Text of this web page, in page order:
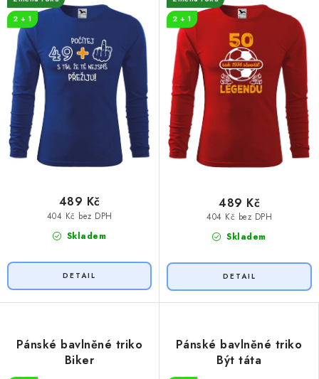
2 + 1
Skladem
404 Kč bez DPH
489 Kč
2 + 1
Skladem
404 Kč bez DPH
489 Kč
Pánské bavlněné triko
Biker
Pánské bavlněné triko
Být táta